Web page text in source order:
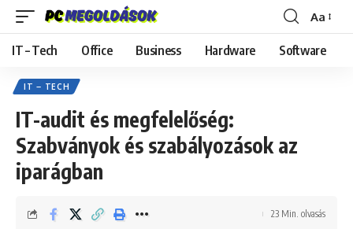
Font
Resizer
Aa
IT – Tech Office Business Hardware Software
IT – TECH
IT-audit és megfelelőség:
Szabványok és szabályozások az
iparágban
23 Min. olvasás